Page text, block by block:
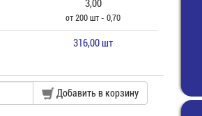
3,00
от 200 шт - 0,70
316,00 шт
Добавить в корзину